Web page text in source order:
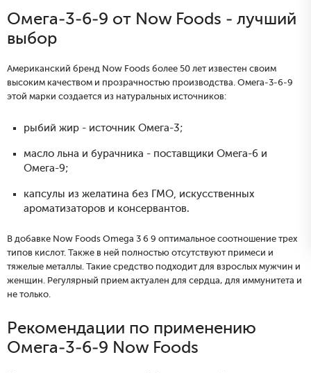
Омега-3-6-9 от Now Foods - лучший
выбор
Американский бренд Now Foods более 50 лет известен своим
высоким качеством и прозрачностью производства. Омега-3-6-9
этой марки создается из натуральных источников:
рыбий жир - источник Омега-3;
масло льна и бурачника - поставщики Омега-6 и
Омега-9;
капсулы из желатина без ГМО, искусственных
ароматизаторов и консервантов.
В добавке Now Foods Omega 3 6 9 оптимальное соотношение трех
типов кислот. Также в ней полностью отсутствуют примеси и
тяжелые металлы. Такие средство подходит для взрослых мужчин и
женщин. Регулярный прием актуален для сердца, для иммунитета и
не только.
Рекомендации по применению
Омега-3-6-9 Now Foods